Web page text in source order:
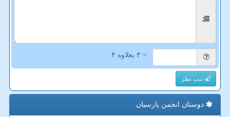
= ۳ بعلاوه ۴
ثبت نظر
دوستان انجمن پارسیان